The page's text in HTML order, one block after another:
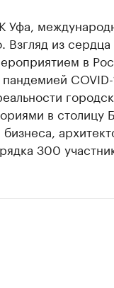
Уфа,
Взгляд из
в
в столицу
бизнеса,
300